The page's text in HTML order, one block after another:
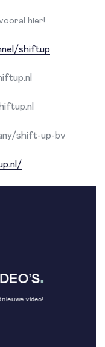
hier!
shiftup
shift-up-bv
.
video!